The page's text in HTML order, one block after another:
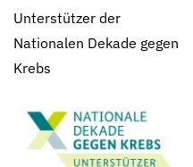
Unterstützer der
Nationalen Dekade gegen
Krebs